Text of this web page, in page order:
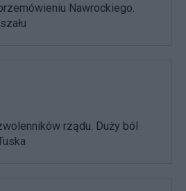
Nawrockiego.
rządu. Duży ból